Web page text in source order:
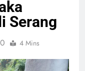
Serang
0 4 Mins